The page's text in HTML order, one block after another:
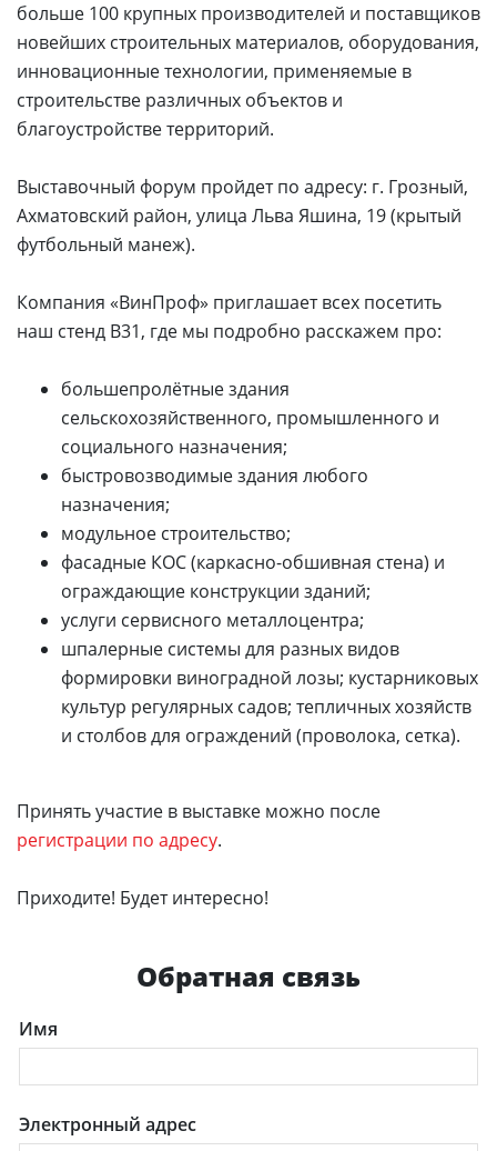
больше 100 крупных производителей и поставщиков
новейших строительных материалов, оборудования,
инновационные технологии, применяемые в
строительстве различных объектов и
благоустройстве территорий.
Выставочный форум пройдет по адресу: г. Грозный,
Ахматовский район, улица Льва Яшина, 19 (крытый
футбольный манеж).
Компания «ВинПроф» приглашает всех посетить
наш стенд B31, где мы подробно расскажем про:
большепролётные здания
сельскохозяйственного, промышленного и
социального назначения;
быстровозводимые здания любого
назначения;
модульное строительство;
фасадные КОС (каркасно-обшивная стена) и
ограждающие конструкции зданий;
услуги сервисного металлоцентра;
шпалерные системы для разных видов
формировки виноградной лозы; кустарниковых
культур регулярных садов; тепличных хозяйств
и столбов для ограждений (проволока, сетка).
Принять участие в выставке можно после
регистрации по адресу.
Приходите! Будет интересно!
Обратная связь
Имя
Электронный адрес